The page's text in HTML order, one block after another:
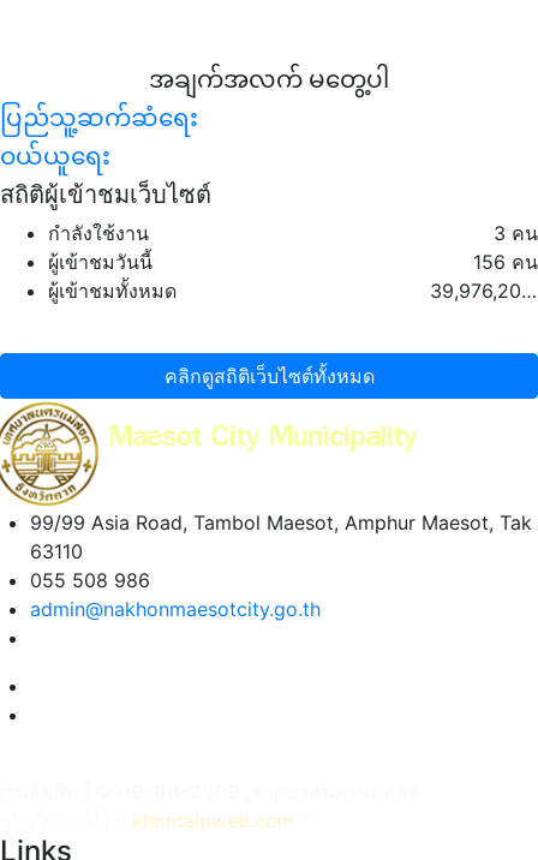
အချက်အလက် မတွေ့ပါ
ပြည်သူ့ဆက်ဆံရေး
ဝယ်ယူရေး
สถิติผู้เข้าชมเว็บไซต์
กำลังใช้งาน
3 คน
ผู้เข้าชมวันนี้
156 คน
ผู้เข้าชมทั้งหมด
39,976,203 คน
คลิกดูสถิติเว็บไซต์ทั้งหมด
99/99 Asia Road, Tambol Maesot, Amphur Maesot, Tak
63110
055 508 986
admin@nakhonmaesotcity.go.th
khontamweb.com
Links